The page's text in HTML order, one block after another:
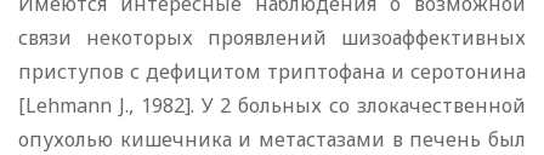
связи некоторых проявлений шизоаффективных
приступов с дефицитом триптофана и серотонина
[Lehmann J., 1982]. У 2 больных со злокачественной
опухолью кишечника и метастазами в печень был